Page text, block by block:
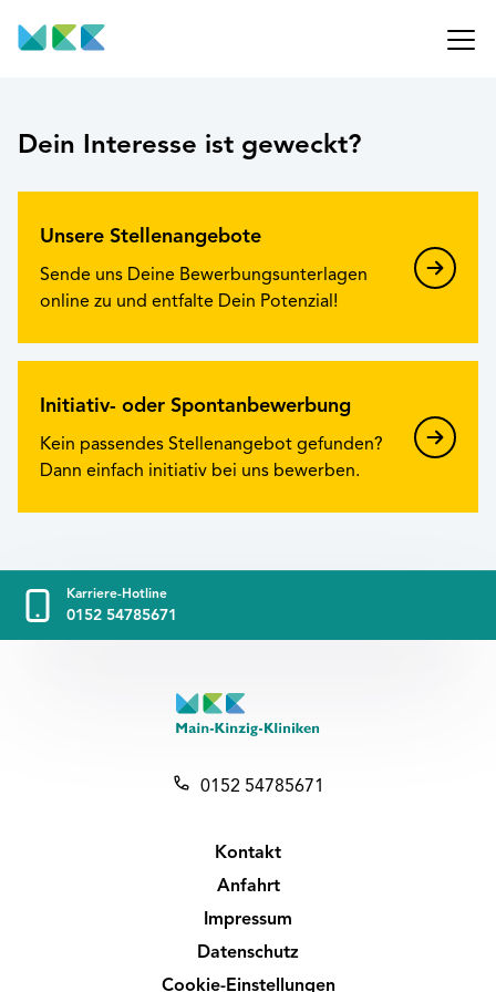
Dein Interesse ist geweckt?
Unsere Stellenangebote
Sende uns Deine Bewerbungsunterlagen
online zu und entfalte Dein Potenzial!
Initiativ- oder Spontanbewerbung
Kein passendes Stellenangebot gefunden?
Dann einfach initiativ bei uns bewerben.
Karriere-Hotline
0152 54785671
0152 54785671
Kontakt
Anfahrt
Impressum
Datenschutz
Cookie-Einstellungen